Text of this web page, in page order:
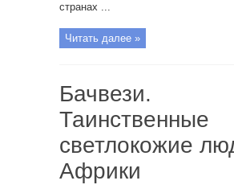
странах ...
Читать далее »
Бачвези.
Таинственные
светлокожие
Африки